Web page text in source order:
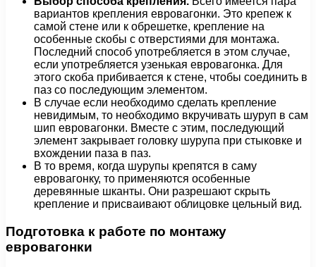
вариантов крепления евровагонки. Это крепеж к
самой стене или к обрешетке, крепление на
особенные скобы с отверстиями для монтажа.
Последний способ употребляется в этом случае,
если употребляется узенькая евровагонка. Для
этого скоба прибивается к стене, чтобы соединить в
паз со последующим элементом.
В случае если необходимо сделать крепление
невидимым, то необходимо вкручивать шуруп в сам
шип евровагонки. Вместе с этим, последующий
элемент закрывает головку шурупа при стыковке и
вхождении паза в паз.
В то время, когда шурупы крепятся в саму
евровагонку, то применяются особенные
деревянные шканты. Они разрешают скрыть
крепление и присваивают облицовке цельный вид.
Подготовка к работе по монтажу
евровагонки